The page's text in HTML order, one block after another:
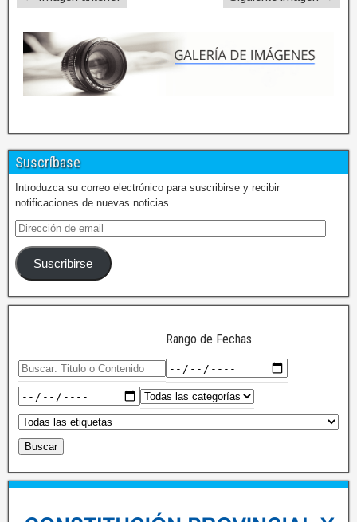
Suscríbase
Introduzca su correo electrónico para suscribirse y recibir
notificaciones de nuevas noticias.
Suscribirse
Rango de Fechas